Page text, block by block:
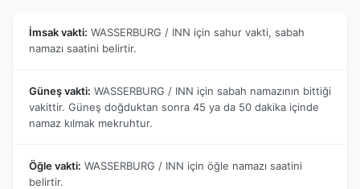
İmsak vakti: WASSERBURG / INN için sahur vakti, sabah
namazı saatini belirtir.
Güneş vakti: WASSERBURG / INN için sabah namazının bittiği
vakittir. Güneş doğduktan sonra 45 ya da 50 dakika içinde
namaz kılmak mekruhtur.
Öğle vakti: WASSERBURG / INN için öğle namazı saatini
belirtir.